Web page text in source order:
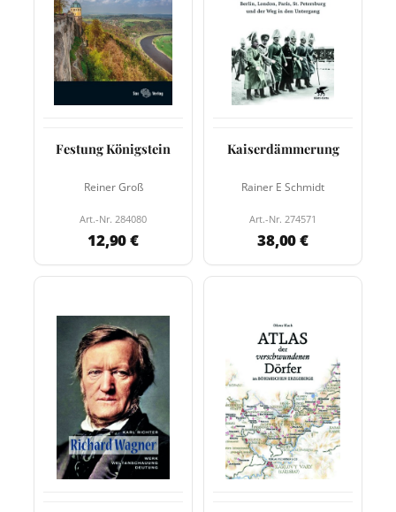
Festung Königstein
Reiner Groß
Art.-Nr. 284080
12,90 €
Kaiserdämmerung
Rainer E Schmidt
Art.-Nr. 274571
38,00 €